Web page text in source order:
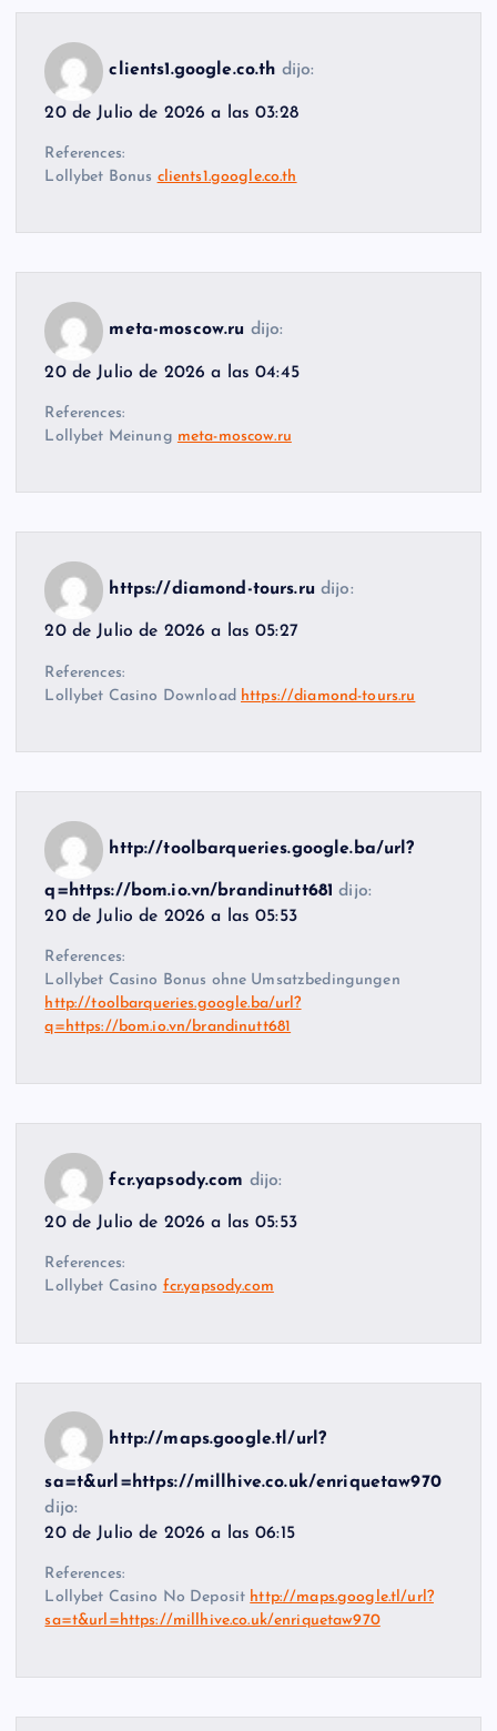
clients1.google.co.th dijo:
20 de Julio de 2026 a las 03:28
References:
Lollybet Bonus clients1.google.co.th
meta-moscow.ru dijo:
20 de Julio de 2026 a las 04:45
References:
Lollybet Meinung meta-moscow.ru
https://diamond-tours.ru dijo:
20 de Julio de 2026 a las 05:27
References:
Lollybet Casino Download https://diamond-tours.ru
http://toolbarqueries.google.ba/url?
q=https://bom.io.vn/brandinutt681 dijo:
20 de Julio de 2026 a las 05:53
References:
Lollybet Casino Bonus ohne Umsatzbedingungen
http://toolbarqueries.google.ba/url?
q=https://bom.io.vn/brandinutt681
fcr.yapsody.com dijo:
20 de Julio de 2026 a las 05:53
References:
Lollybet Casino fcr.yapsody.com
http://maps.google.tl/url?
sa=t&url=https://millhive.co.uk/enriquetaw970
dijo:
20 de Julio de 2026 a las 06:15
References:
Lollybet Casino No Deposit http://maps.google.tl/url?
sa=t&url=https://millhive.co.uk/enriquetaw970